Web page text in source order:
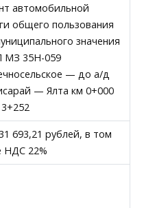
автомобильной
общего пользования
значения
МЗ 35Н-059
— до а/д
— Ялта км 0+000
693,21 рублей, в том
НДС 22%